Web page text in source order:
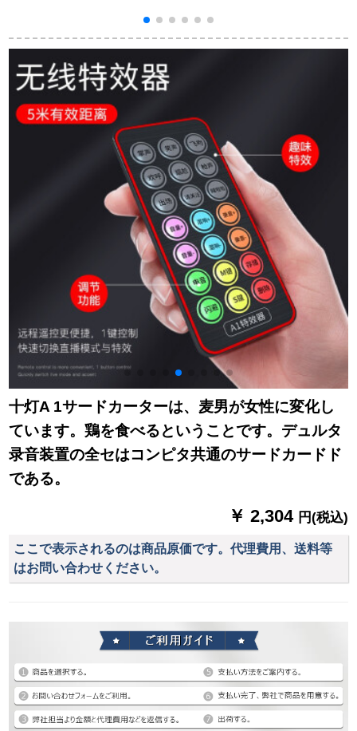
ストールのトゥルス
カラーされたオース
トリアは、一体の
Android Att共通K歌宝
物マキロズを持って
カック屋外スティッ
チユニバーサルマイ
ソウム电池、つぼサ
クソニックソニック
ースマイク一眼レフ
十灯A 1サードカーターは、麦男が女性に変化し
ています。鶏を食べるということです。デュルタ
录音装置の全セはコンピタ共通のサードカードド
である。
￥ 2,304 円(税込)
ここで表示されるのは商品原価です。代理費用、送料等
はお問い合わせください。